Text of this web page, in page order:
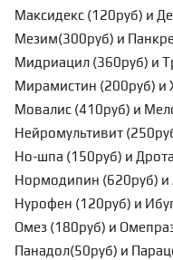
Максидекс (120руб) и
Мезим(300руб) и
Мидриацил (360руб) и
Мирамистин (200руб) и
Мовалис (410руб) и
Нейромультивит
Но-шпа (150руб) и
Нормодипин (620руб)
Нурофен (120руб) и
Омез (180руб) и
Панадол(50руб) и